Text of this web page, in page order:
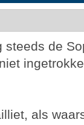
de
als